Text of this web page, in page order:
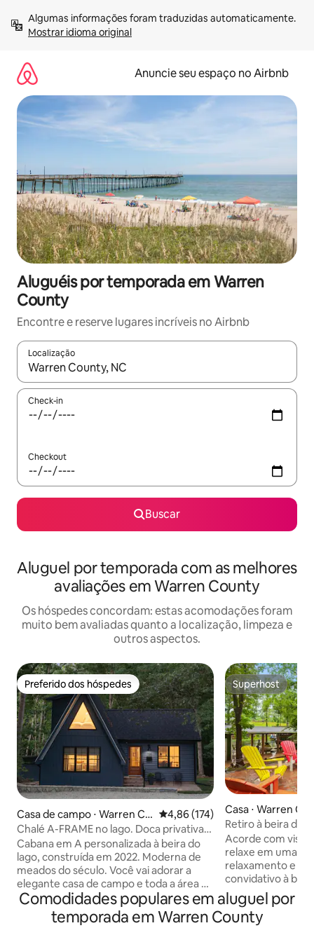
para
Mostrar idioma original
Anuncie seu espaço no Airbnb
Aluguéis por temporada em Warren
County
Encontre e reserve lugares incríveis no Airbnb
Localização
Quando os resultados estiverem disponíveis, explore-os
Check-in
Checkout
Buscar
Aluguel por temporada com as melhores
avaliações em Warren County
Os hóspedes concordam: estas acomodações foram
muito bem avaliadas quanto a localização, limpeza e
outros aspectos.
Preferido dos hóspedes
Preferido dos hóspedes
Casa de campo ⋅ Warren Co
unty
4,86 de uma avaliação média de
4,86 (174)
Chalé A-FRAME no lago. Doca privativa
para barcos, caiaques e SUP
Cabana em A personalizada à beira do
lago, construída em 2022. Moderna de
meados do século. Você vai adorar a
elegante casa de campo e toda a área de
estar/diversão ao ar livre. Perto a pé do
seu próprio cais privativo (2 vagas para
barco) e rampas para barco nas
Superhost
Superhost
Casa ⋅ Warren
Retiro à beira do
caiaques e sala
Acorde com
relaxe em uma
relaxamento e
convidativo à
conforto,
ar livre. Esta acomodação oferece: 🌊
Ambiente à beira
Comodidades populares em aluguel por
temporada em Warren County